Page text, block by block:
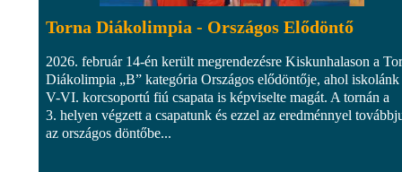
Torna Diákolimpia - Országos Elődöntő
2026. február 14-én került megrendezésre Kiskunhalason a
Diákolimpia „B” kategória Országos elődöntője, ahol iskolánk
V-VI. korcsoportú fiú csapata is képviselte magát. A tornán a
3. helyen végzett a csapatunk és ezzel az eredménnyel
az országos döntőbe...